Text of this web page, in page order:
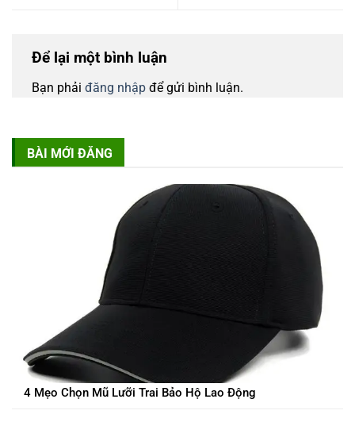
Để lại một bình luận
Bạn phải đăng nhập để gửi bình luận.
BÀI MỚI ĐĂNG
4 Mẹo Chọn Mũ Lưỡi Trai Bảo Hộ Lao Động